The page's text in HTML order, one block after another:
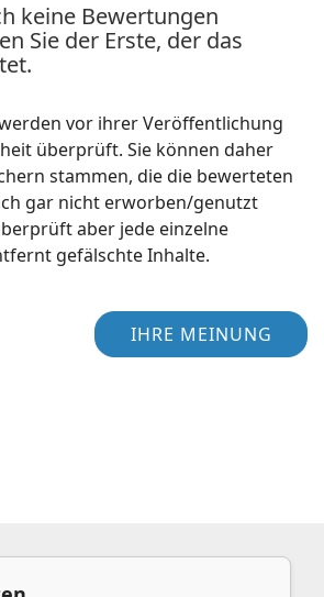
keine Bewertungen
Sie der Erste, der das
vor ihrer Veröffentlichung
überprüft. Sie können daher
stammen, die die bewerteten
gar nicht erworben/genutzt
aber jede einzelne
gefälschte Inhalte.
IHRE MEINUNG